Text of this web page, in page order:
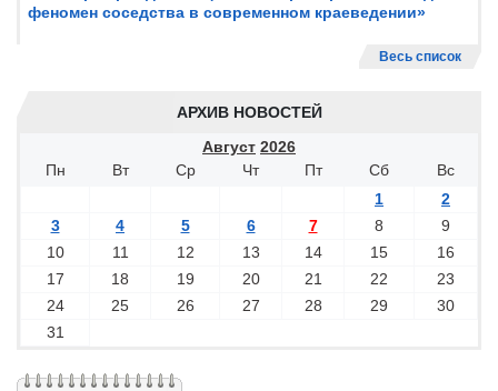
феномен соседства в современном краеведении»
Весь список
АРХИВ НОВОСТЕЙ
Август 2026
Пн
Вт Ср Чт Пт Сб
Вс
1
2
3
4 5 6 7 8
9
10
11 12 13 14 15
16
17
18 19 20 21 22
23
24
25 26 27 28 29
30
31